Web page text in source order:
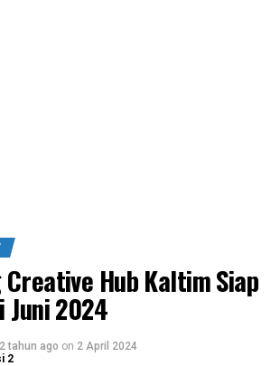
Creative Hub Kaltim Siap
Juni 2024
2 tahun ago on 2 April 2024
2